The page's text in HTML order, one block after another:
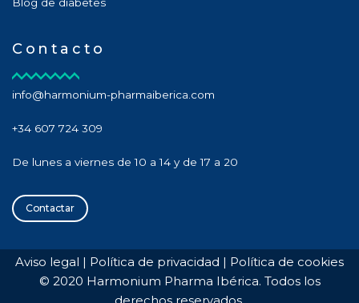
Contacto
info@harmonium-pharmaiberica.com
+34 607 724 309
De lunes a viernes de 10 a 14 y de 17 a 20
Contactar
Aviso legal | Política de privacidad | Política de cookies
© 2020 Harmonium Pharma Ibérica. Todos los